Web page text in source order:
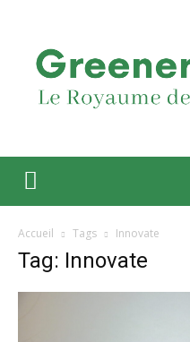
Accueil Tags Innovate
Tag: Innovate